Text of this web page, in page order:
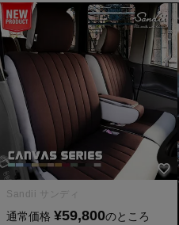
Sandii サンディ
通常価格 ¥59,800のところ